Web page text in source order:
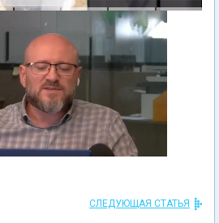
СЛЕДУЮЩАЯ СТАТЬЯ